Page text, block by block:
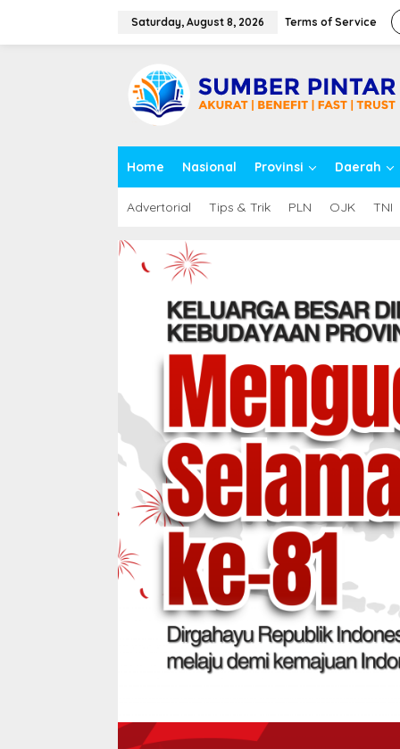
Saturday, August 8, 2026 Terms of Service
Home Nasional Provinsi Daerah
Advertorial Tips & Trik PLN OJK TNI